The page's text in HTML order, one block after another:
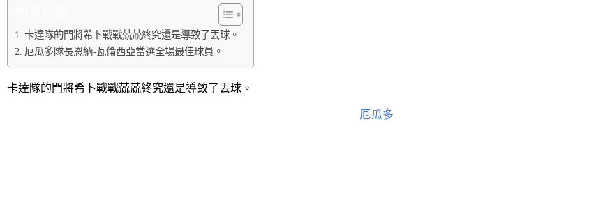
卡達隊的門將希卜戰戰兢兢終究還是導致了丟球。
厄瓜多隊長恩納-瓦倫西亞當選全場最佳球員。
卡達隊的門將希卜戰戰兢兢終究還是導致了丟球。
厄瓜多